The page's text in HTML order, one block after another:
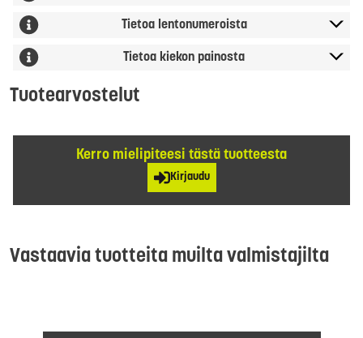
Tietoa lentonumeroista
Tietoa kiekon painosta
Tuotearvostelut
Kerro mielipiteesi tästä tuotteesta
Kirjaudu
Vastaavia tuotteita muilta valmistajilta